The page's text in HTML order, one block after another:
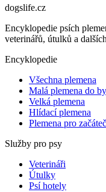
dogslife.cz
Encyklopedie psích
veterinářů, útulků a
Encyklopedie
Všechna plemena
Malá plemena do
Velká plemena
Hlídací plemena
Plemena pro
Služby pro psy
Veterináři
Útulky
Psí hotely